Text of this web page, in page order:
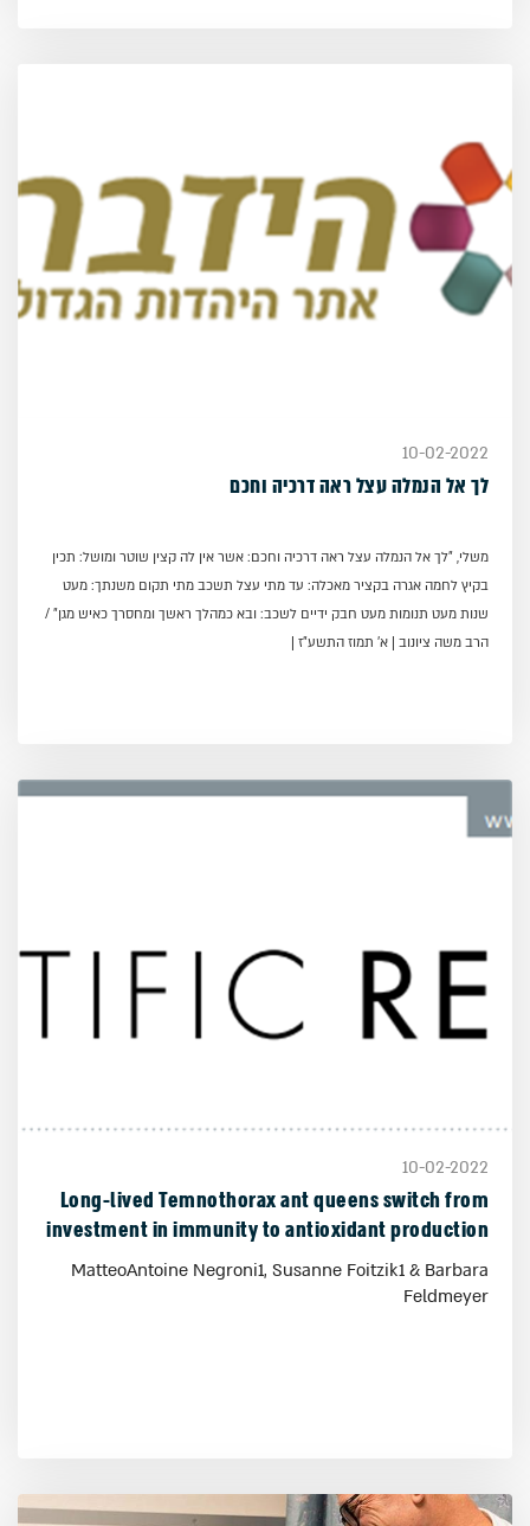
10-02-2022
לך אל הנמלה עצל ראה דרכיה וחכם
משלי, "לך אל הנמלה עצל ראה דרכיה וחכם: אשר אין לה קצין שוטר ומושל: תכין
בקיץ לחמה אגרה בקציר מאכלה: עד מתי עצל תשכב מתי תקום משנתך: מעט
שנות מעט תנומות מעט חבק ידיים לשכב: ובא כמהלך ראשך ומחסרך כאיש מגן" /
הרב משה ציונוב | א' תמוז התשע"ז |
10-02-2022
Long-lived Temnothorax ant queens switch from
investment in immunity to antioxidant production
with age
MatteoAntoine Negroni1, Susanne Foitzik1 & Barbara
Feldmeyer